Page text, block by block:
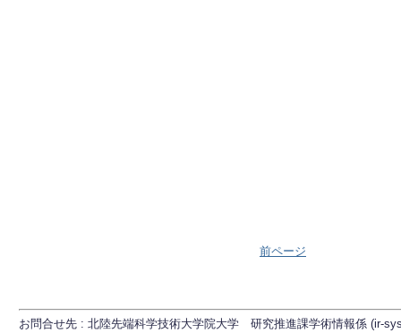
前ページ
お問合せ先 : 北陸先端科学技術大学院大学 研究推進課学術情報係 (ir-